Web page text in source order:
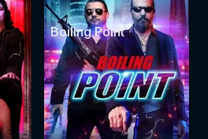
Boiling Point